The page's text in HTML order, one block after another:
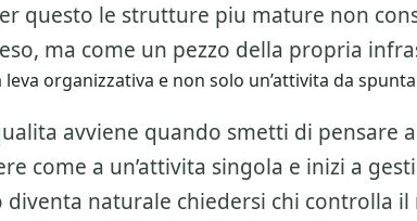
questo le strutture piu mature non
ma come un pezzo della propria
leva organizzativa e non solo un’attivita da
avviene quando smetti di pensare a
come a un’attivita singola e inizi a
naturale chiedersi chi controlla il